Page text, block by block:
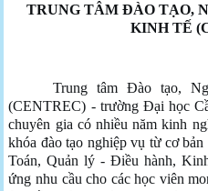
TRUNG TÂM ĐÀO TẠO,
KINH TẾ
Trung tâm Đào tạo,
(CENTREC) - trường Đại học
chuyên gia có nhiều năm kinh
khóa đào tạo nghiệp vụ từ cơ
Toán, Quản lý - Điều hành,
ứng nhu cầu cho các học viên